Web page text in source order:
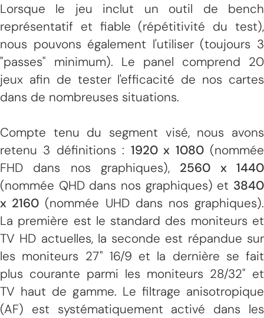
Lorsque le jeu inclut un outil de bench
représentatif et fiable (répétitivité du test),
nous pouvons également l'utiliser (toujours 3
"passes" minimum). Le panel comprend 20
jeux afin de tester l'efficacité de nos cartes
dans de nombreuses situations.
Compte tenu du segment visé, nous avons
retenu 3 définitions : 1920 x 1080(nommée
FHD dans nos graphiques), 2560 x 1440
(nommée QHD dans nos graphiques) et 3840
x 2160 (nommée UHD dans nos graphiques).
La première est le standard des moniteurs et
TV HD actuelles, la seconde est répandue sur
les moniteurs 27" 16/9 et la dernière se fait
plus courante parmi les moniteurs 28/32" et
TV haut de gamme. Le filtrage anisotropique
(AF) est systématiquement activé dans les